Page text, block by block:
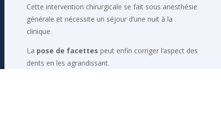
Cette intervention chirurgicale se fait sous anesthésie
générale et nécessite un séjour d’une nuit à la
clinique.
La pose de facettes peut enfin corriger l’aspect des
dents en les agrandissant.